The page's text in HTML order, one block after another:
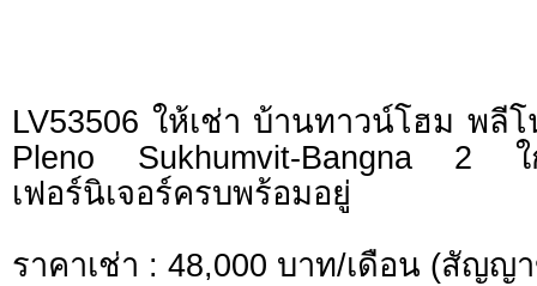
LV53506 ให้เช่า บ้านทาวน์โฮม พลี
Pleno Sukhumvit-Bangna 2 ใ
เฟอร์นิเจอร์ครบพร้อมอยู่
ราคาเช่า : 48,000 บาท/เดือน (สัญญ